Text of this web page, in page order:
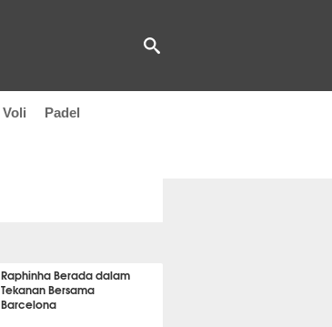
Voli Padel
Raphinha Berada dalam
Tekanan Bersama
Barcelona